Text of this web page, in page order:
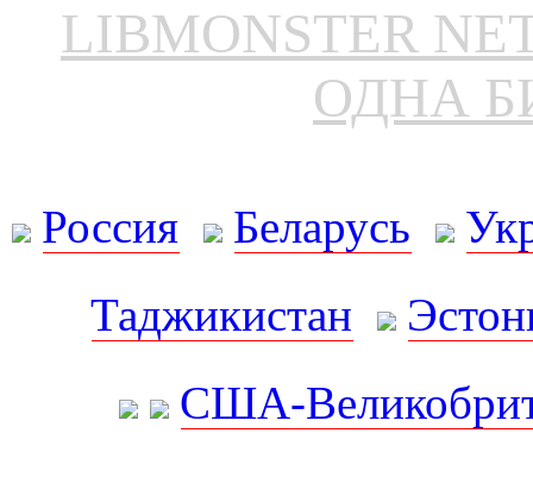
LIBMONSTER
ОДНА
Россия Беларусь
Таджикистан
США-